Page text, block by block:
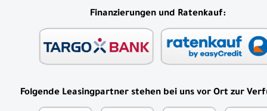
Finanzierungen und Ratenkauf:
Folgende Leasingpartner stehen bei uns vor Ort zur